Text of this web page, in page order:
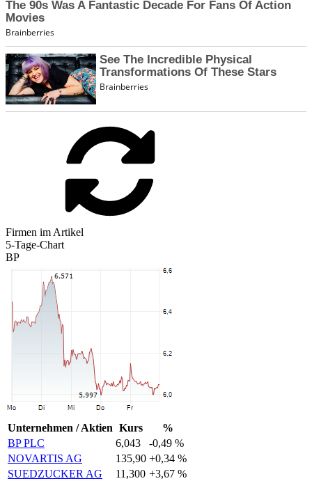
Firmen im Artikel
5-Tage-Chart
BP
Unternehmen / Aktien Kurs
%
BP PLC
6,043
-0,49 %
NOVARTIS AG
135,90 +0,34 %
SUEDZUCKER AG
11,300 +3,67 %